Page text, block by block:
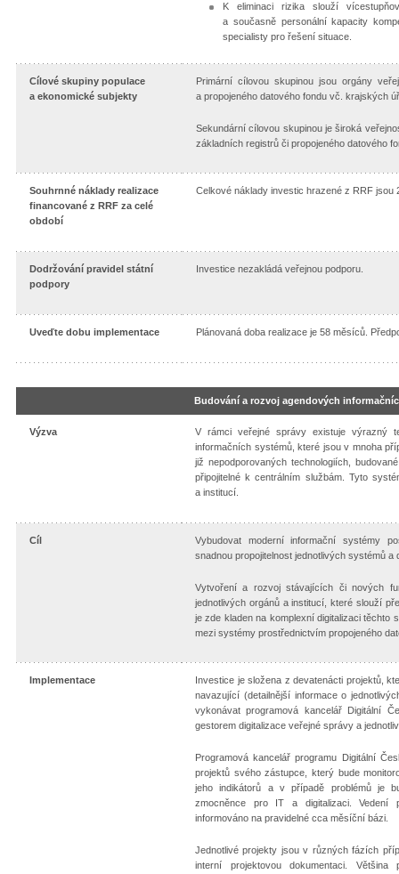
K eliminaci rizika slouží
a současně personální kapacity
specialisty pro řešení situace.
Cílové skupiny populace
a ekonomické subjekty
Primární cílovou skupinou jsou orgány
a propojeného datového fondu vč. krajských
Sekundární cílovou skupinou je široká
základních registrů či propojeného datového
Souhrnné náklady realizace
financované z RRF za celé
období
Celkové náklady investic hrazené z RRF jsou
Dodržování pravidel státní
podpory
Investice nezakládá veřejnou podporu.
Uveďte dobu implementace Plánovaná doba realizace je 58 měsíců.
Budování a rozvoj agendových
Výzva
V rámci veřejné správy existuje výrazný
informačních systémů, které jsou v mnoha
již nepodporovaných technologiích,
připojitelné k centrálním službám. Tyto
a institucí.
Cíl
Vybudovat moderní informační systémy
snadnou propojitelnost jednotlivých systémů a
Vytvoření a rozvoj stávajících či nových
jednotlivých orgánů a institucí, které slouží
je zde kladen na komplexní digitalizaci těchto
mezi systémy prostřednictvím propojeného
Implementace
Investice je složena z devatenácti projektů,
navazující (detailnější informace o
vykonávat programová kancelář Digitální
gestorem digitalizace veřejné správy a
Programová kancelář programu Digitální
projektů svého zástupce, který bude
jeho indikátorů a v případě problémů je
zmocněnce pro IT a digitalizaci. Vedení
informováno na pravidelné cca měsíční bázi.
Jednotlivé projekty jsou v různých fázích
interní projektovou dokumentaci.